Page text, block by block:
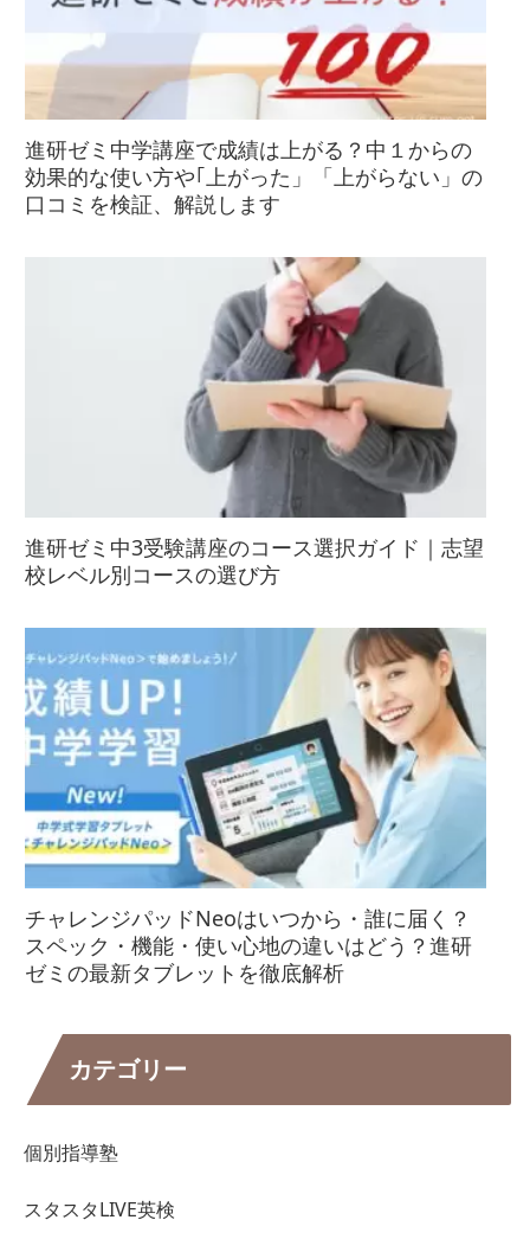
進研ゼミ中学講座で成績は上がる？中１からの
効果的な使い方や｢上がった」「上がらない」の
口コミを検証、解説します
進研ゼミ中3受験講座のコース選択ガイド｜志望
校レベル別コースの選び方
チャレンジパッドNeoはいつから・誰に届く？
スペック・機能・使い心地の違いはどう？進研
ゼミの最新タブレットを徹底解析
カテゴリー
個別指導塾
スタスタLIVE英検